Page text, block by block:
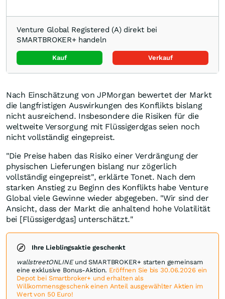
Venture Global Registered (A) direkt bei
SMARTBROKER+ handeln
Kauf Verkauf
Nach Einschätzung von JPMorgan bewertet der Markt
die langfristigen Auswirkungen des Konflikts bislang
nicht ausreichend. Insbesondere die Risiken für die
weltweite Versorgung mit Flüssigerdgas seien noch
nicht vollständig eingepreist.
"Die Preise haben das Risiko einer Verdrängung der
physischen Lieferungen bislang nur zögerlich
vollständig eingepreist", erklärte Tonet. Nach dem
starken Anstieg zu Beginn des Konflikts habe Venture
Global viele Gewinne wieder abgegeben. "Wir sind der
Ansicht, dass der Markt die anhaltend hohe Volatilität
bei [Flüssigerdgas] unterschätzt."
Ihre Lieblingsaktie geschenkt
wallstreetONLINEund SMARTBROKER+ starten gemeinsam
eine exklusive Bonus-Aktion. Eröffnen Sie bis 30.06.2026 ein
Depot bei Smartbroker+ und erhalten als
Willkommensgeschenk einen Anteil ausgewählter Aktien im
Wert von 50 Euro!